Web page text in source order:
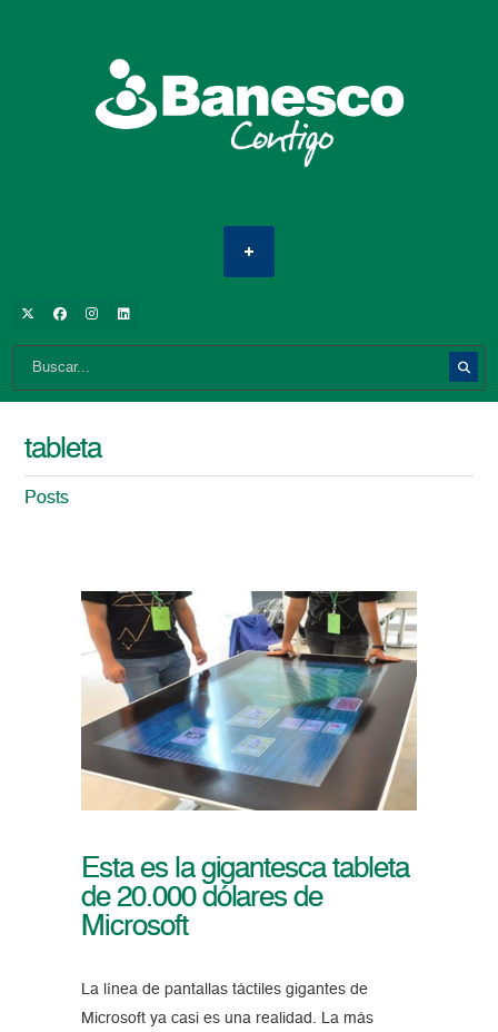
tableta
Posts
Esta es la gigantesca tableta
de 20.000 dólares de
Microsoft
La línea de pantallas táctiles gigantes de
Microsoft ya casi es una realidad. La más